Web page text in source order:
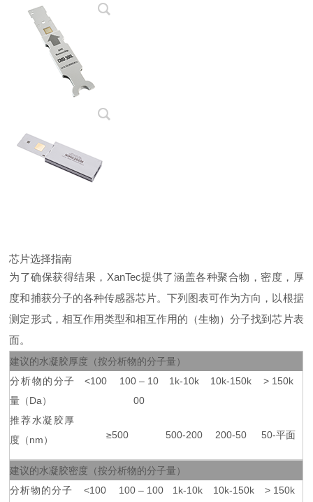
芯片选择指南
为了确保获得结果，XanTec提供了涵盖各种聚合物，密度，厚
度和捕获分子的各种传感器芯片。下列图表可作为方向，以根据
测定形式，相互作用类型和相互作用的（生物）分子找到芯片表
面。
建议的水凝胶厚度（按分析物的分子量）
分析物的分子
量（Da）
<100
100 – 10
00
1k-10k 10k-150k > 150k
推荐水凝胶厚
度（nm）
≥500 500-200 200-50 50-平面
建议的水凝胶密度（按分析物的分子量）
分析物的分子
<100
100 – 100
1k-10k 10k-150k > 150k